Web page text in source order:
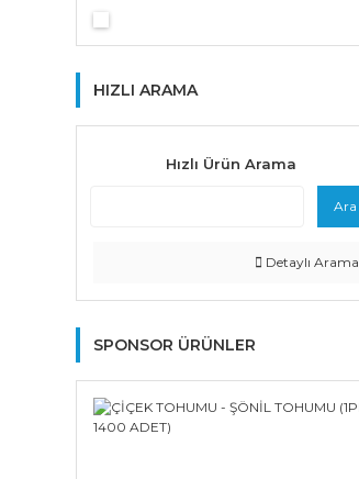
HIZLI ARAMA
Hızlı Ürün Arama
Ara
Detaylı Arama
SPONSOR ÜRÜNLER